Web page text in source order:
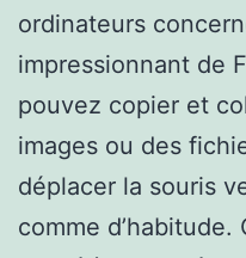
ordinateurs
impressionnant de
pouvez copier et
images ou des
déplacer la souris
comme d’habitude.